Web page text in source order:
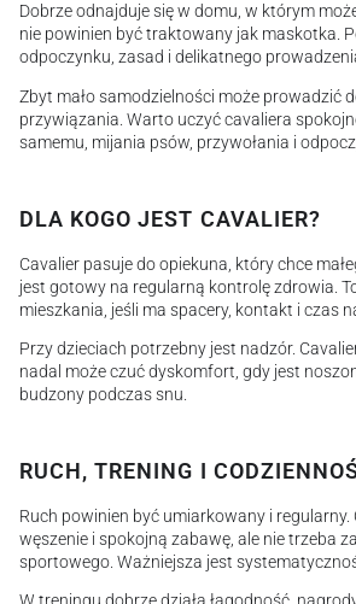
Dobrze odnajduje się w domu, w którym
nie powinien być traktowany jak maskotka.
odpoczynku, zasad i delikatnego
Zbyt mało samodzielności może prowadzić
przywiązania. Warto uczyć cavaliera
samemu, mijania psów, przywołania i
DLA KOGO JEST CAVALIER?
Cavalier pasuje do opiekuna, który chce
jest gotowy na regularną kontrolę zdrowia.
mieszkania, jeśli ma spacery, kontakt i czas
Przy dzieciach potrzebny jest nadzór.
nadal może czuć dyskomfort, gdy jest
budzony podczas snu.
RUCH, TRENING I
Ruch powinien być umiarkowany i regularny.
węszenie i spokojną zabawę, ale nie trzeba
sportowego. Ważniejsza jest